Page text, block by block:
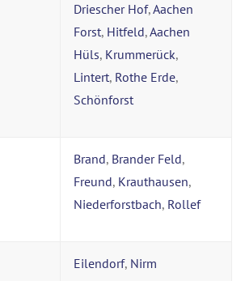
Driescher Hof,Aachen
Forst, Hitfeld,Aachen
Hüls, Krummerück,
Lintert, Rothe Erde,
Schönforst
Brand, Brander Feld,
Freund, Krauthausen,
Niederforstbach, Rollef
Eilendorf, Nirm